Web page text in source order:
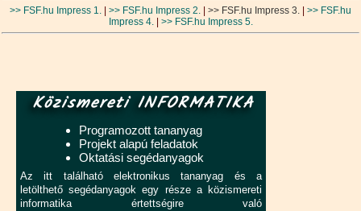
>> FSF.hu Impress 1. >> FSF.hu Impress 2. >> FSF.hu Impress 3.
>> FSF.hu
Impress 4.
>> FSF.hu Impress 5.
Közismereti INFORMATIKA
Programozott tananyag
Projekt alapú feladatok
Oktatási segédanyagok
Az itt található elektronikus tananyag és a
letölthető segédanyagok egy része a közismereti
informatika értettségire való